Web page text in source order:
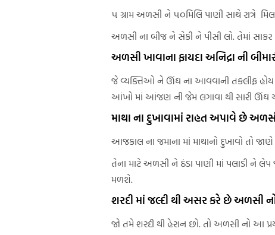
૫ ગ્રામ અળસી ને ૫૦મિલિ પાણી સાથે રાત્રે
અળસી ના બીજ ને સેકી ને પીસી લો. તેમાં
અળસી ખાવાના ફાયદા અનિદ્રા ની
જે વ્યક્તિઓ ને ઊંઘ ના આવવાની તકલીફ હોય એ
આંખો માં આંજણ ની જેમ લગાવા થી સારી
માથા ના દુખાવામાં રાહત અપાવે છે
આજકાલ ના જમાના માં માથાનો દુખાવો તો
તેના માટે અળસી ને ઠંડા પાણી માં પલાડી ને લેપ
મળશે.
શરદી માં જલ્દી થી અસર કરે છે અળસી
જો તમે શરદી થી હેરાન છો. તો અળસી નો આ